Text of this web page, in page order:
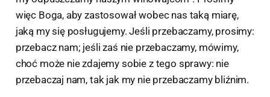
więc Boga, aby zastosował wobec nas taką miarę,
jaką my się posługujemy. Jeśli przebaczamy, prosimy:
przebacz nam; jeśli zaś nie przebaczamy, mówimy,
choć może nie zdajemy sobie z tego sprawy: nie
przebaczaj nam, tak jak my nie przebaczamy bliźnim.